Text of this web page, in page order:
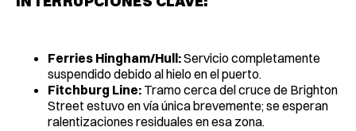
Ferries Hingham/Hull:Servicio completamente
suspendido debido al hielo en el puerto.
Fitchburg Line: Tramo cerca del cruce de Brighton
Street estuvo en vía única brevemente; se esperan
ralentizaciones residuales en esa zona.